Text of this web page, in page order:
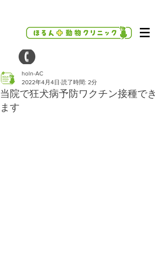
当院で狂犬病予防ワクチン接種でき
ます
holn-AC
2022年4月4日 読了時間: 2分